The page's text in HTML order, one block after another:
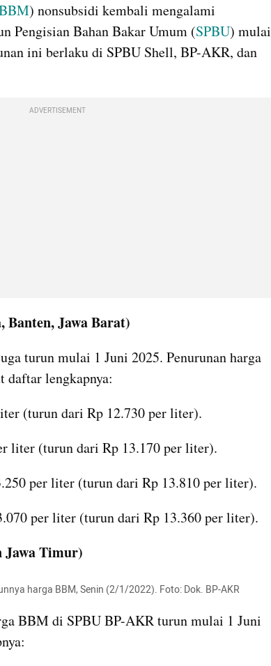
) nonsubsidi kembali mengalami
Pengisian Bahan Bakar Umum (SPBU) mulai
ini berlaku di SPBU Shell, BP-AKR, dan
ADVERTISEMENT
Jawa Barat)
turun mulai 1 Juni 2025. Penurunan harga
lengkapnya:
(turun dari Rp 12.730 per liter).
liter (turun dari Rp 13.170 per liter).
per liter (turun dari Rp 13.810 per liter).
per liter (turun dari Rp 13.360 per liter).
Jawa Timur)
harga BBM, Senin (2/1/2022). Foto: Dok. BP-AKR
BBM di SPBU BP-AKR turun mulai 1 Juni